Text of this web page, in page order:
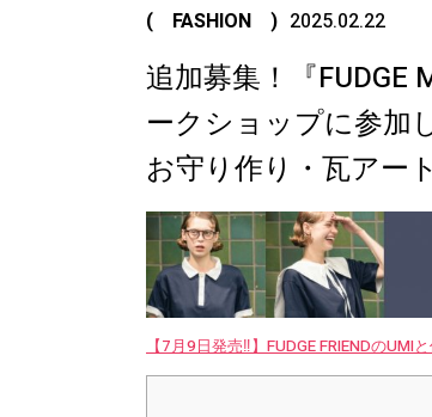
( FASHION ) 2025.02.22
追加募集！『FUDGE
ークショップに参加
お守り作り・瓦アート
【7月9日発売‼︎】FUDGE FRIENDのUMI